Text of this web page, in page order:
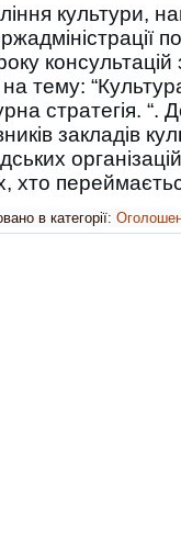
культури,
тему:
стратегія. “.
закладів
хто
в категорії: